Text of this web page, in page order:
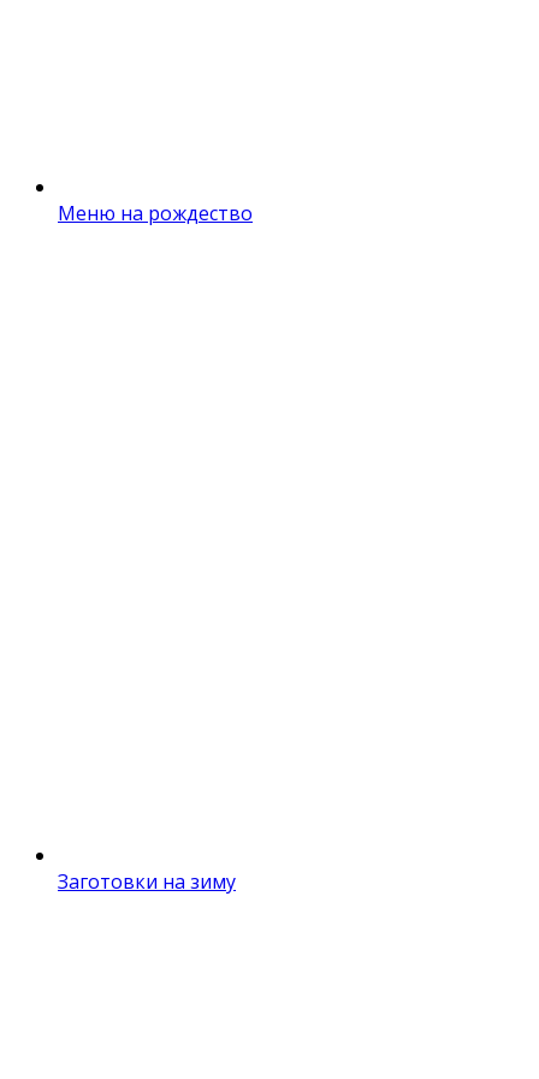
Меню на рождество
Заготовки на зиму